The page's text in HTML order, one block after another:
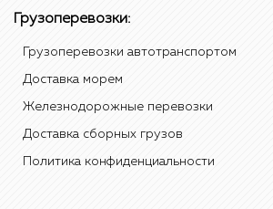
Грузоперевозки:
Грузоперевозки автотранспортом
Доставка морем
Железнодорожные перевозки
Доставка сборных грузов
Политика конфиденциальности